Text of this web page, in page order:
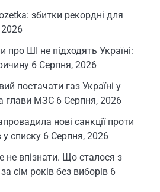
збитки рекордні для
про ШІ не підходять Україні:
6 Серпня, 2026
постачати газ Україні у
глави МЗС 6 Серпня, 2026
нові санкції проти
у списку 6 Серпня, 2026
впізнати. Що сталося з
сім років без виборів 6